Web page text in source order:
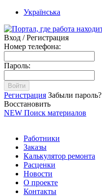
Українська
Вход / Регистрация
Номер телефона:
Пароль:
Войти
Регистрация Забыли пароль?
Восстановить
NEW Поиск материалов
Работники
Заказы
Калькулятор ремонта
Расценки
Новости
О проекте
Контакты